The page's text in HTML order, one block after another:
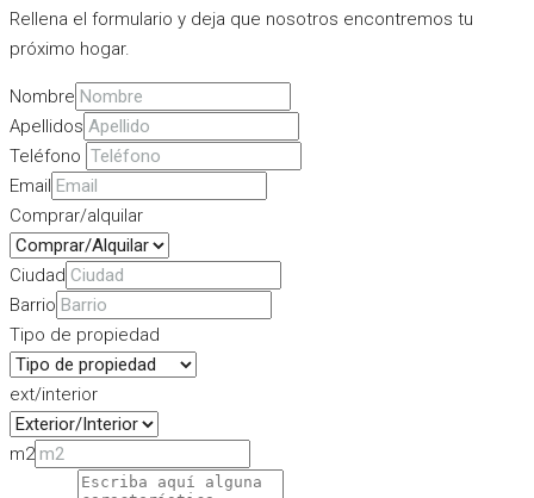
Rellena el formulario y deja que nosotros encontremos tu
próximo hogar.
Nombre
Apellidos
Teléfono
Email
Comprar/alquilar
Ciudad
Barrio
Tipo de propiedad
ext/interior
m2